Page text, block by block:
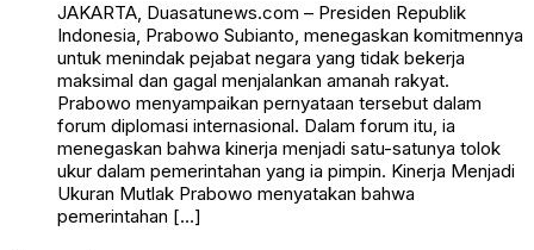
JAKARTA, Duasatunews.com – Presiden Republik
Indonesia, Prabowo Subianto, menegaskan komitmennya
untuk menindak pejabat negara yang tidak bekerja
maksimal dan gagal menjalankan amanah rakyat.
Prabowo menyampaikan pernyataan tersebut dalam
forum diplomasi internasional. Dalam forum itu, ia
menegaskan bahwa kinerja menjadi satu-satunya tolok
ukur dalam pemerintahan yang ia pimpin. Kinerja Menjadi
Ukuran Mutlak Prabowo menyatakan bahwa
pemerintahan […]